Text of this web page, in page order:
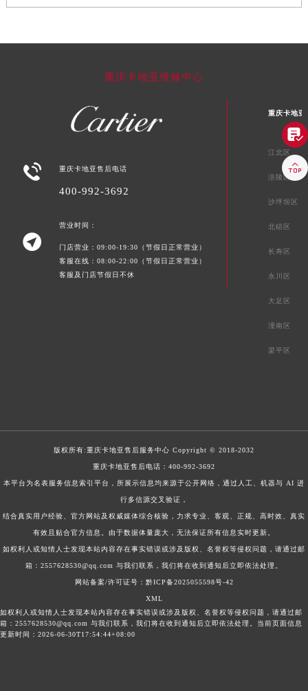
重庆卡地亚维修中心
 重庆卡地亚售后电话
400-992-3692

营业时间：
门店营业：09:00-19:30（节假日正常营业）
客服在线：08:00-22:00（节假日正常营业）
客服及门店节假日不休
重庆卡地亚
江北区
涪陵区
沙坪坝区
北碚区
长寿区
永川区
大足区
潼南区
梁平区
版权所有:重庆卡地亚售后服务中心 Copyright © 2018-2032
重庆卡地亚售后电话： 400-992-3692
本平台为名表服务信息索引平台，所展示信息均来源于公开网络，通过人工、机器与 AI 进
行多信源交叉验证，
结合真实用户经验、官方网站及权威媒体综合核验，力求专业、客观、正规、高时效、真实
有效且贴合官方信息。由于数据体量庞大，无法保证所有信息实时更新。
如权利人或知情人士发现本站内容存在事实错误或涉及版权、名誉权等侵权问题，请通过邮
箱：2557628530@qq.com 与我们联系，我们将在收到通知后立即依法处理。
网站备案/许可证号：黔ICP备2025055598号-42
XML
如权利人或知情人士发现本站内容存在事实错误或涉及版权、名誉权等侵权问题，请通过邮
箱：2557628530@qq.com 与我们联系，我们将在收到通知后立即依法处理。当前页面信息
更新时间：2026-06-30T17:54:44+08:00

